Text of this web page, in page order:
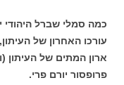
כמה סמלי שברל היהודי
עורכו האחרון של
ארון המתים של העיתון
פרופסור יורם פרי.